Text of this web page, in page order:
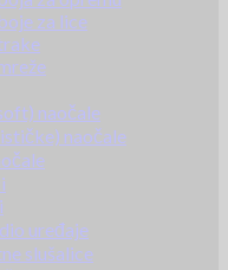
za lice
naočale
naočale
uređaje
slušalice